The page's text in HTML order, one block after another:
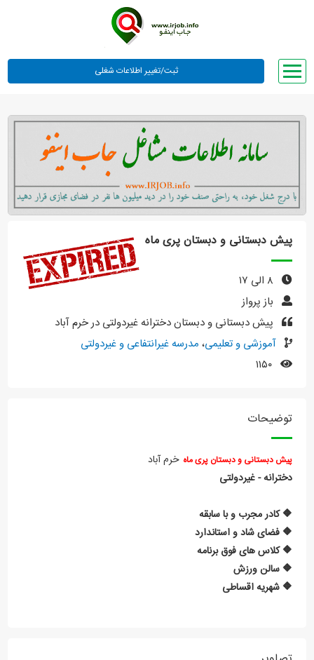
وبلاگ
معرفی ما
تعرفه ها
راهنما
ورود یا عضویت
پیش دبستانی و دبستان پری ماه
باز پرواز
پیش دبستانی و دبستان دخترانه غیردولتی در خرم آباد
آموزشی و تعلیمی، مدرسه غیرانتفاعی و غیردولتی
۱۱۵۰
توضیحات
پیش دبستانی و دبستان پری ماهخرم آباد
دخترانه - غیردولتی
🔶 کادر مجرب و با سابقه
🔶 فضای شاد و استاندارد
🔶 کلاس های فوق برنامه
🔶 سالن ورزش
🔶 شهریه اقساطی